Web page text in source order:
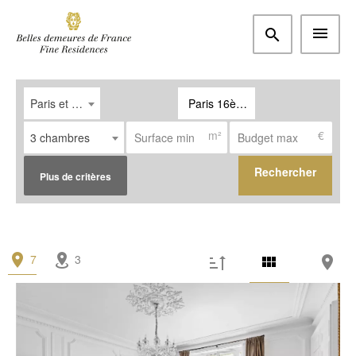
Paris et Ouest parisien Paris 16ème (75016)
3 chambres m² €
Rechercher
Plus de critères
Appartement
Maison / Propriété (0)
Bureau
7 3